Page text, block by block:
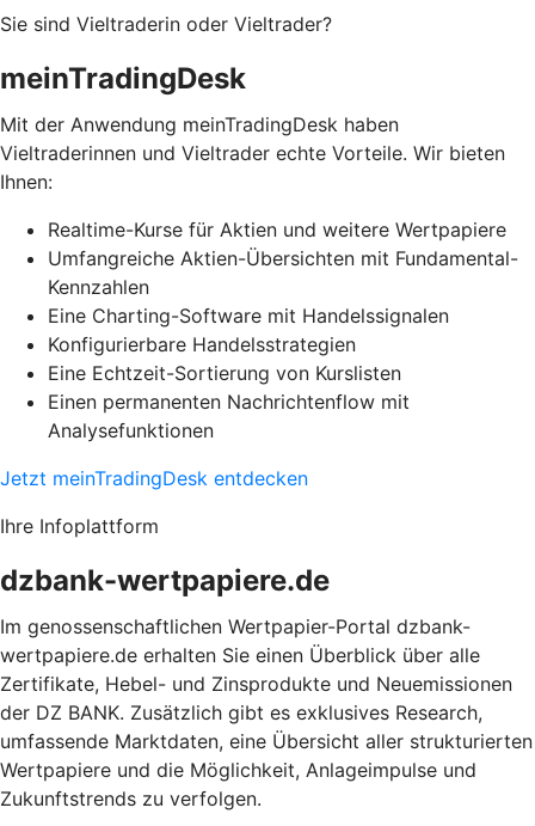
Sie sind Vieltraderin oder Vieltrader?
meinTradingDesk
Mit der Anwendung meinTradingDesk haben
Vieltraderinnen und Vieltrader echte Vorteile. Wir bieten
Ihnen:
Realtime-Kurse für Aktien und weitere Wertpapiere
Umfangreiche Aktien-Übersichten mit Fundamental-
Kennzahlen
Eine Charting-Software mit Handelssignalen
Konfigurierbare Handelsstrategien
Eine Echtzeit-Sortierung von Kurslisten
Einen permanenten Nachrichtenflow mit
Analysefunktionen
Jetzt meinTradingDesk entdecken
Ihre Infoplattform
dzbank-wertpapiere.de
Im genossenschaftlichen Wertpapier-Portal dzbank-
wertpapiere.de erhalten Sie einen Überblick über alle
Zertifikate, Hebel- und Zinsprodukte und Neuemissionen
der DZ BANK. Zusätzlich gibt es exklusives Research,
umfassende Marktdaten, eine Übersicht aller strukturierten
Wertpapiere und die Möglichkeit, Anlageimpulse und
Zukunftstrends zu verfolgen.